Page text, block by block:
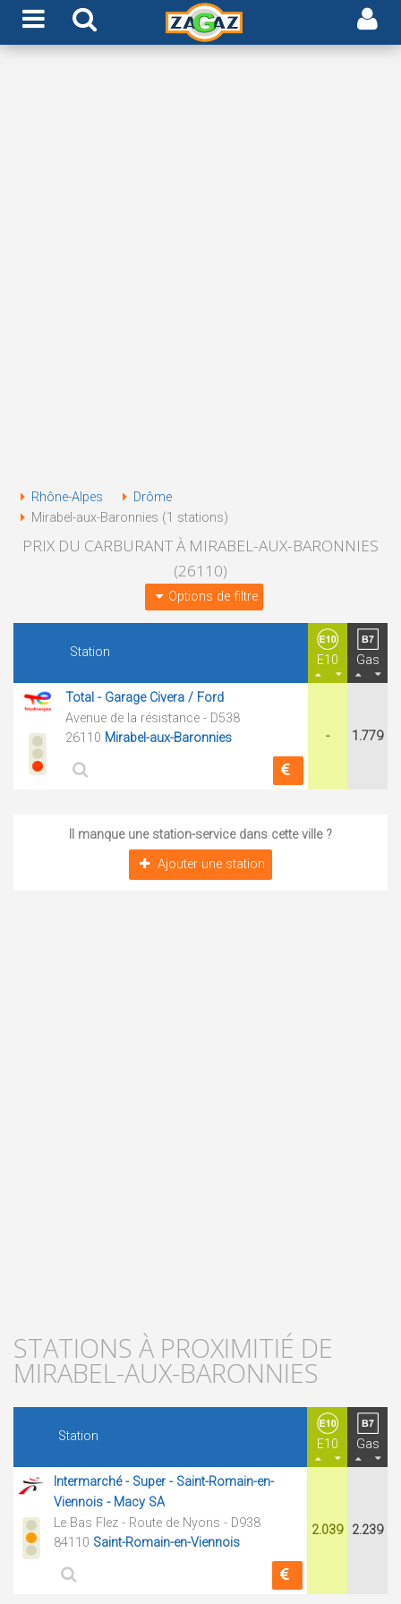
Rhône-Alpes
Drôme
Mirabel-aux-Baronnies (1 stations)
PRIX DU CARBURANT À MIRABEL-AUX-BARONNIES
(26110)
Options de filtre
Station
E10 Gas
Total - Garage Civera / Ford
Avenue de la résistance - D538
26110 Mirabel-aux-Baronnies - 1.779
Il manque une station-service dans cette ville ?
Ajouter une station
STATIONS À PROXIMITIÉ DE
MIRABEL-AUX-BARONNIES
Station
E10 Gas
Intermarché - Super - Saint-Romain-en-
Viennois - Macy SA
Le Bas Flez - Route de Nyons - D938
84110 Saint-Romain-en-Viennois
2.039 2.239